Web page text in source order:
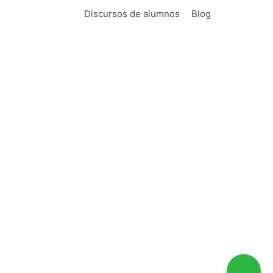
Discursos de alumnos Blog